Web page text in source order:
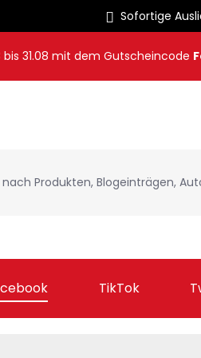
Sofortige
bis 31.08 mit dem Gutscheincode
TikTok